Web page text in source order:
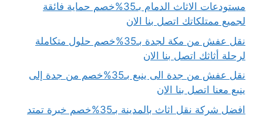
مستودعات الاثاث الدمام بـ35%خصم حماية فائقة
لجميع ممتلكاتك اتصل بنا الان
نقل عفش من مكة لجدة بـ35%خصم حلول متكاملة
لرحلة أثاثك اتصل بنا الان
نقل عفش من جدة الى ينبع بـ35%خصم من جدة إلى
ينبع معنا اتصل بنا الان
افضل شركة نقل اثاث بالمدينة بـ35%خصم خبرة تمتد